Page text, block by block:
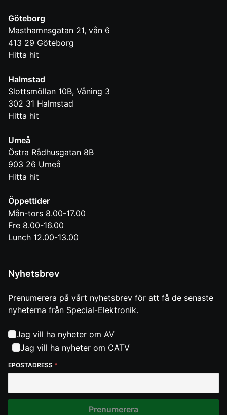
Göteborg
Masthamnsgatan 21, vån 6
413 29 Göteborg
Hitta hit
Halmstad
Slottsmöllan 10B, Våning 3
302 31 Halmstad
Hitta hit
Umeå
Östra Rådhusgatan 8B
903 26 Umeå
Hitta hit
Öppettider
Mån-tors 8.00-17.00
Fre 8.00-16.00
Lunch 12.00-13.00
Nyhetsbrev
Prenumerera på vårt nyhetsbrev för att få de senaste
nyheterna från Special-Elektronik.
Jag vill ha nyheter om AV
Jag vill ha nyheter om CATV
EPOSTADRESS *